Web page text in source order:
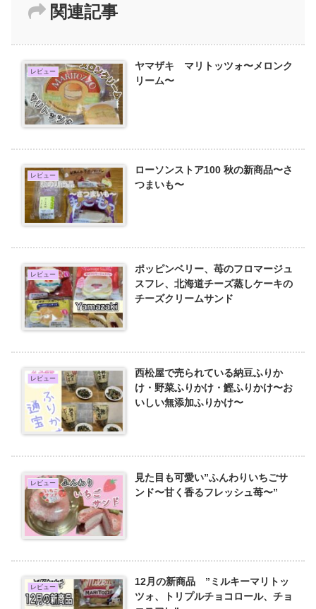
関連記事
レビュー
ヤマザキ マリトッツォ〜メロンク
リーム〜
レビュー
ローソンストア100 秋の新商品〜さ
つまいも〜
レビュー
ポッピンベリー、苺のフロマージュ
スフレ、北海道チーズ蒸しケーキの
チーズクリームサンド
レビュー
西松屋で売られている納豆ふりか
け・野菜ふりかけ・鰹ふりかけ〜お
いしい無添加ふりかけ〜
レビュー
見た目も可愛い”ふんわりいちごサ
ンド〜甘く香るフレッシュ苺〜”
レビュー
12月の新商品 ”ミルキーマリトッ
ツォ、トリプルチョコロール、チョ